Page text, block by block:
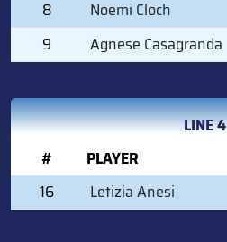
8
Noemi Cloch
9
Agnese Casagranda
LINE 4
#
PLAYER
16
Letizia Anesi